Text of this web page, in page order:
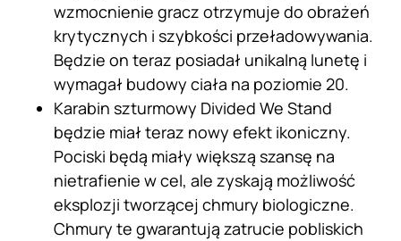
wzmocnienie gracz otrzymuje do obrażeń
krytycznych i szybkości przeładowywania.
Będzie on teraz posiadał unikalną lunetę i
wymagał budowy ciała na poziomie 20.
Karabin szturmowy Divided We Stand
będzie miał teraz nowy efekt ikoniczny.
Pociski będą miały większą szansę na
nietrafienie w cel, ale zyskają możliwość
eksplozji tworzącej chmury biologiczne.
Chmury te gwarantują zatrucie pobliskich